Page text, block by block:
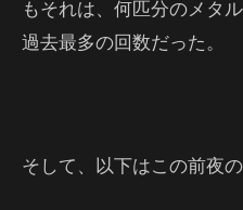
もそれは、何匹分のメタ
過去最多の回数だった。
そして、以下はこの前夜の